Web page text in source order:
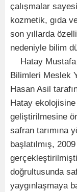
çalışmalar
kozmetik, gıda
son yıllarda
nedeniyle bilim
Hatay Mustafa
Bilimleri Meslek
Hasan Asil
Hatay
geliştirilmesine
safran tarımına
başlatılmış,
doğrultusunda
yaygınlaşmaya